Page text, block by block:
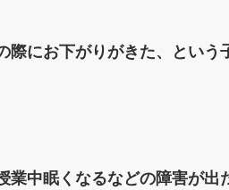
にお下がりがきた、という
中眠くなるなどの障害が